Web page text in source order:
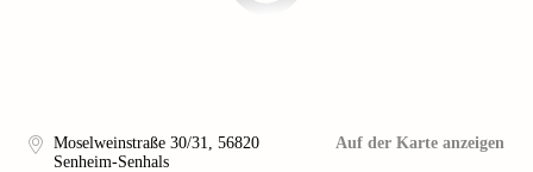
Moselweinstraße 30/31, 56820
Senheim-Senhals
Auf der Karte anzeigen